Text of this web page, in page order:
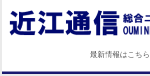
最新情報はこち